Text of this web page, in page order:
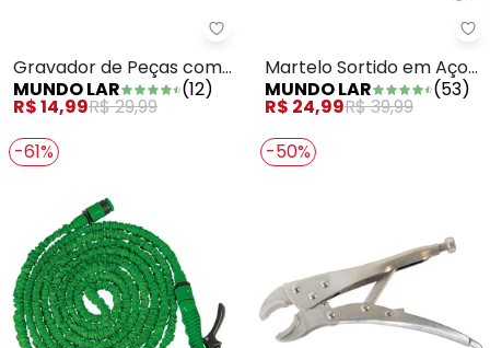
Mundo Lar - Gravador de
Gravador de Peças com
2 Bicos Em Plástico
MUNDO LAR (12)
R$ 14,99R$ 29,99
Martelo Sortido em Aço
28 cm
MUNDO LAR (53)
R$ 24,99R$ 39,99
-61%
-50%